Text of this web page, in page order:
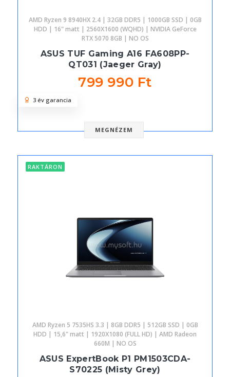
AMD Ryzen 9 8940HX 2.4 | 32GB DDR5 | 1000GB SSD | 0GB
HDD | 16" matt | 2560X1600 (WQHD) | NVIDIA GeForce
RTX 5070 8GB | NO OS
ASUS TUF Gaming A16 FA608PP-
QT031 (Jaeger Gray)
799 990 Ft
MEGNÉZEM
3 év garancia
RAKTÁRON
AMD Ryzen 5 7535HS 3.3 | 8GB DDR5 | 512GB SSD | 0GB
HDD | 15,6" matt | 1920X1080 (FULL HD) | AMD Radeon
660M | NO OS
ASUS ExpertBook P1 PM1503CDA-
S70225 (Misty Grey)